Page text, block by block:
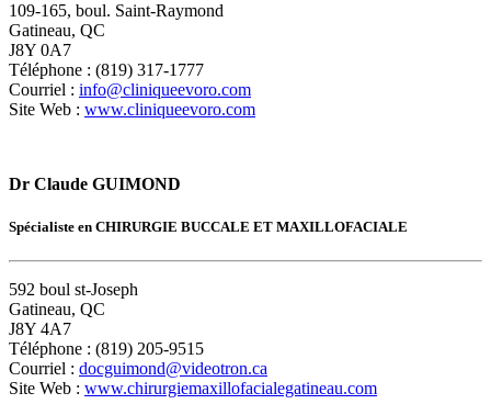
109-165, boul. Saint-Raymond
Gatineau, QC
J8Y 0A7
Téléphone : (819) 317-1777
Courriel : info@cliniqueevoro.com
Site Web : www.cliniqueevoro.com
Dr Claude GUIMOND
Spécialiste en CHIRURGIE BUCCALE ET MAXILLOFACIALE
592 boul st-Joseph
Gatineau, QC
J8Y 4A7
Téléphone : (819) 205-9515
Courriel : docguimond@videotron.ca
Site Web : www.chirurgiemaxillofacialegatineau.com